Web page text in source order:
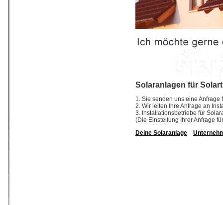
Solaranlagen für
1. Sie senden uns eine
2. Wir leiten Ihre Anfrage an
3. Installationsbetriebe für
(Die Einstellung Ihrer Anfrage
Deine Solaranlage